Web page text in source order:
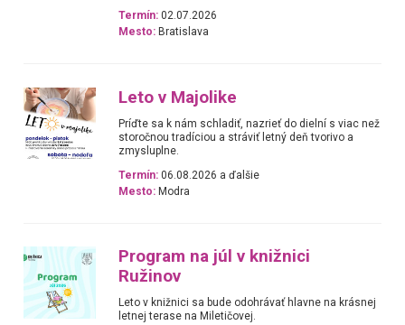
Termín: 02.07.2026
Mesto: Bratislava
Leto v Majolike
Príďte sa k nám schladiť, nazrieť do dielní s viac než
storočnou tradíciou a stráviť letný deň tvorivo a
zmysluplne.
Termín: 06.08.2026 a ďalšie
Mesto: Modra
Program na júl v knižnici
Ružinov
Leto v knižnici sa bude odohrávať hlavne na krásnej
letnej terase na Miletičovej.